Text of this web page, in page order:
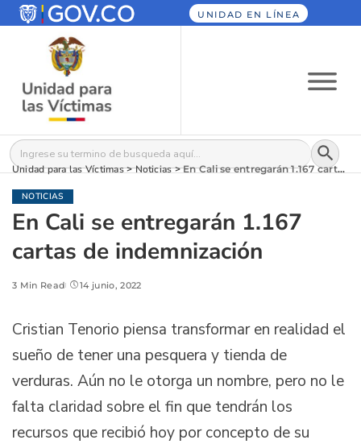
UNIDAD EN LÍNEA
Buscar: Botón
Unidad para las Víctimas>Noticias>En Cali se entregarán 1.167 cartas de indemnización
NOTICIAS
En Cali se entregarán 1.167
cartas de indemnización
3 Min Read 14 junio, 2022
Cristian Tenorio piensa transformar en realidad el
sueño de tener una pesquera y tienda de
verduras. Aún no le otorga un nombre, pero no le
falta claridad sobre el fin que tendrán los
recursos que recibió hoy por concepto de su